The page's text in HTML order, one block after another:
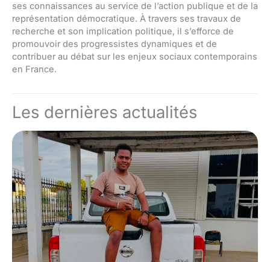
ses connaissances au service de l’action publique et de la
représentation démocratique. À travers ses travaux de
recherche et son implication politique, il s’efforce de
promouvoir des progressistes dynamiques et de
contribuer au débat sur les enjeux sociaux contemporains
en France.
Les dernières actualités